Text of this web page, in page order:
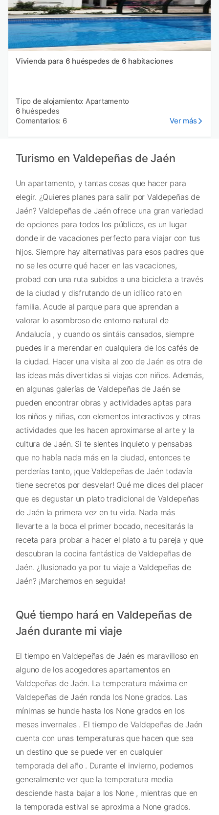
Vivienda para 6 huéspedes de 6 habitaciones
Tipo de alojamiento: Apartamento
6 huéspedes
Comentarios: 6
Ver más
Turismo en Valdepeñas de Jaén
Un apartamento, y tantas cosas que hacer para
elegir. ¿Quieres planes para salir por Valdepeñas de
Jaén? Valdepeñas de Jaén ofrece una gran variedad
de opciones para todos los públicos, es un lugar
donde ir de vacaciones perfecto para viajar con tus
hijos. Siempre hay alternativas para esos padres que
no se les ocurre qué hacer en las vacaciones,
probad con una ruta subidos a una bicicleta a través
de la ciudad y disfrutando de un idílico rato en
familia. Acude al parque para que aprendan a
valorar lo asombroso de entorno natural de
Andalucía , y cuando os sintáis cansados, siempre
puedes ir a merendar en cualquiera de los cafés de
la ciudad. Hacer una visita al zoo de Jaén es otra de
las ideas más divertidas si viajas con niños. Además,
en algunas galerías de Valdepeñas de Jaén se
pueden encontrar obras y actividades aptas para
los niños y niñas, con elementos interactivos y otras
actividades que les hacen aproximarse al arte y la
cultura de Jaén. Si te sientes inquieto y pensabas
que no había nada más en la ciudad, entonces te
perderías tanto, ¡que Valdepeñas de Jaén todavía
tiene secretos por desvelar! Qué me dices del placer
que es degustar un plato tradicional de Valdepeñas
de Jaén la primera vez en tu vida. Nada más
llevarte a la boca el primer bocado, necesitarás la
receta para probar a hacer el plato a tu pareja y que
descubran la cocina fantástica de Valdepeñas de
Jaén. ¿Ilusionado ya por tu viaje a Valdepeñas de
Jaén? ¡Marchemos en seguida!
Qué tiempo hará en Valdepeñas de
Jaén durante mi viaje
El tiempo en Valdepeñas de Jaén es maravilloso en
alguno de los acogedores apartamentos en
Valdepeñas de Jaén. La temperatura máxima en
Valdepeñas de Jaén ronda los None grados. Las
mínimas se hunde hasta los None grados en los
meses invernales . El tiempo de Valdepeñas de Jaén
cuenta con unas temperaturas que hacen que sea
un destino que se puede ver en cualquier
temporada del año . Durante el invierno, podemos
generalmente ver que la temperatura media
desciende hasta bajar a los None , mientras que en
la temporada estival se aproxima a None grados.